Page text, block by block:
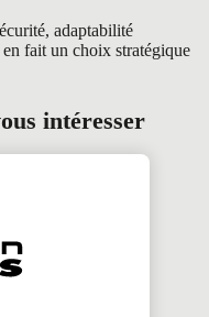
adaptabilité
fait un choix stratégique
intéresser